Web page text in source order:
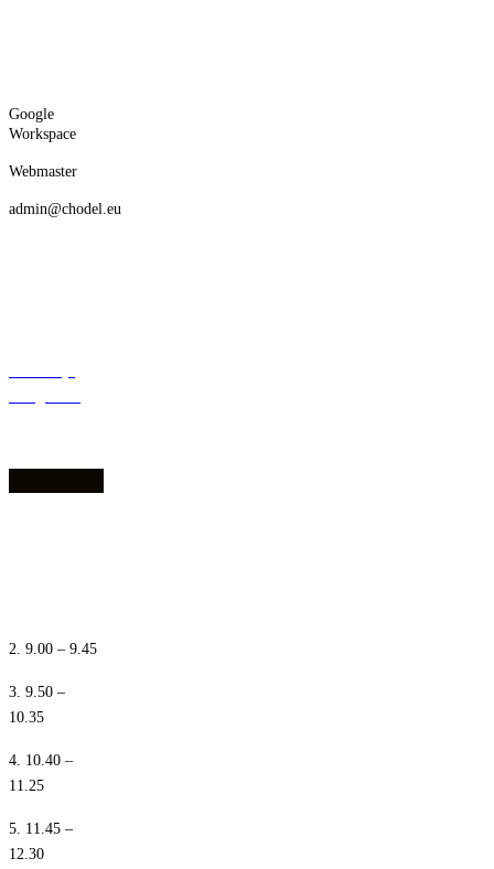
Google
Workspace
Webmaster
admin@chodel.eu
2. 9.00 – 9.45
3. 9.50 –
10.35
4. 10.40 –
11.25
5. 11.45 –
12.30